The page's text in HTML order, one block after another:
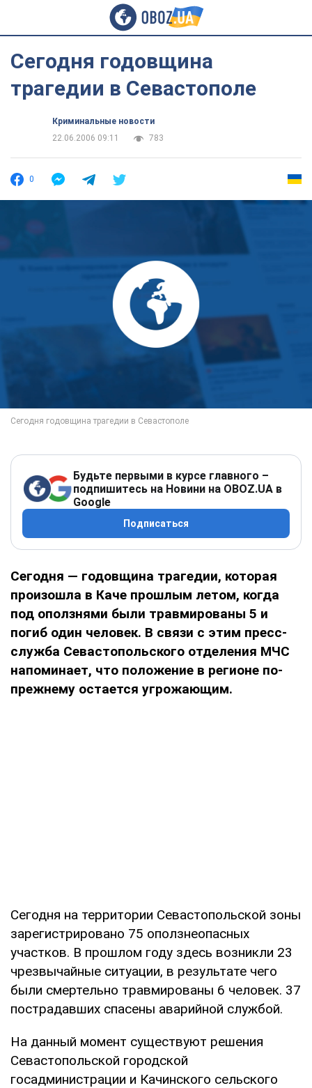
Сегодня годовщина
трагедии в Севастополе
Криминальные новости
22.06.2006 09:11
783
0
Будьте первыми в курсе главного –
подпишитесь на Новини на OBOZ.UA в
Google
Подписаться
Cегодня — годовщина трагедии, которая
произошла в Каче прошлым летом, когда
под оползнями были травмированы 5 и
погиб один человек. В связи с этим пресс-
служба Севастопольского отделения МЧС
напоминает, что положение в регионе по-
прежнему остается угрожающим.
Сегодня на территории Севастопольской зоны
зарегистрировано 75 оползнеопасных
участков. В прошлом году здесь возникли 23
чрезвычайные ситуации, в результате чего
были смертельно травмированы 6 человек. 37
пострадавших спасены аварийной службой.
На данный момент существуют решения
Севастопольской городской
госадминистрации и Качинского сельского